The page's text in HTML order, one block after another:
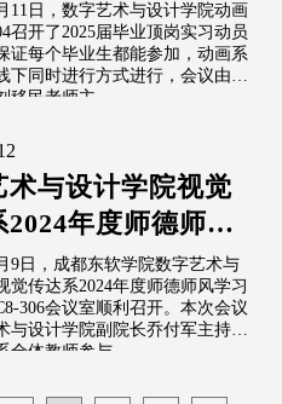
11日，数字艺术与设计学院动画
召开了2025届毕业顶岗实习动员
证每个毕业生都能参加，动画系
下同时进行方式进行，会议由学
移民老师主...
术与设计学院视觉
2024年度师德师风
顺利召开
9日，成都东软学院数字艺术与
觉传达系2024年度师德师风学习
306会议室顺利召开。本次会议
与设计学院副院长乔付军主持，
全体教师参与...